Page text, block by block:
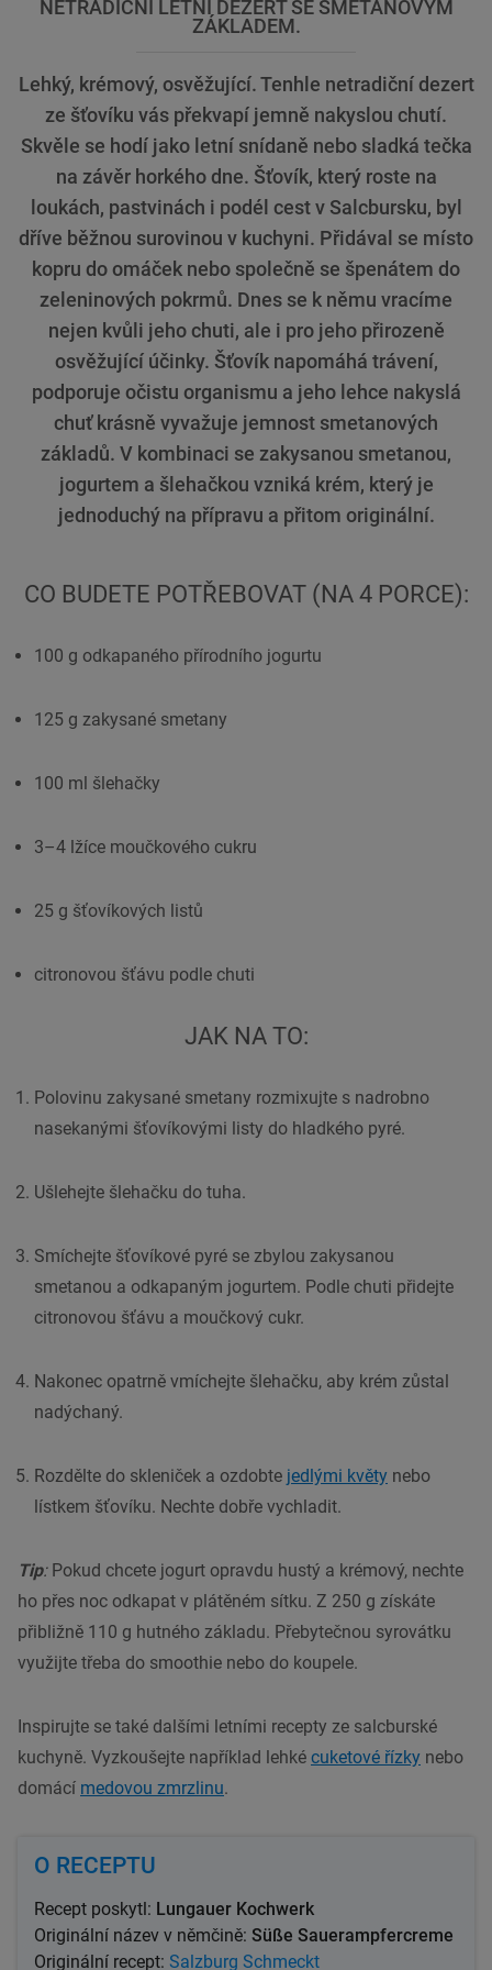
NETRADIČNÍ LETNÍ DEZERT SE SMETANOVÝM
ZÁKLADEM.
Lehký, krémový, osvěžující. Tenhle netradiční dezert
ze šťovíku vás překvapí jemně nakyslou chutí.
Skvěle se hodí jako letní snídaně nebo sladká tečka
na závěr horkého dne. Šťovík, který roste na
loukách, pastvinách i podél cest v Salcbursku, byl
dříve běžnou surovinou v kuchyni. Přidával se místo
kopru do omáček nebo společně se špenátem do
zeleninových pokrmů. Dnes se k němu vracíme
nejen kvůli jeho chuti, ale i pro jeho přirozeně
osvěžující účinky. Šťovík napomáhá trávení,
podporuje očistu organismu a jeho lehce nakyslá
chuť krásně vyvažuje jemnost smetanových
základů. V kombinaci se zakysanou smetanou,
jogurtem a šlehačkou vzniká krém, který je
jednoduchý na přípravu a přitom originální.
CO BUDETE POTŘEBOVAT (NA 4 PORCE):
100 g odkapaného přírodního jogurtu
125 g zakysané smetany
100 ml šlehačky
3–4 lžíce moučkového cukru
25 g šťovíkových listů
citronovou šťávu podle chuti
JAK NA TO:
Polovinu zakysané smetany rozmixujte s nadrobno
nasekanými šťovíkovými listy do hladkého pyré.
Ušlehejte šlehačku do tuha.
Smíchejte šťovíkové pyré se zbylou zakysanou
smetanou a odkapaným jogurtem. Podle chuti přidejte
citronovou šťávu a moučkový cukr.
Nakonec opatrně vmíchejte šlehačku, aby krém zůstal
nadýchaný.
Rozdělte do skleniček a ozdobte jedlými květy nebo
lístkem šťovíku. Nechte dobře vychladit.
Tip:Pokud chcete jogurt opravdu hustý a krémový, nechte
ho přes noc odkapat v plátěném sítku. Z 250 g získáte
přibližně 110 g hutného základu. Přebytečnou syrovátku
využijte třeba do smoothie nebo do koupele.
Inspirujte se také dalšími letními recepty ze salcburské
kuchyně. Vyzkoušejte například lehké cuketové řízky nebo
domácí medovou zmrzlinu.
O RECEPTU
Recept poskytl: Lungauer Kochwerk
Originální název v němčině: Süße Sauerampfercreme
Originální recept: Salzburg Schmeckt